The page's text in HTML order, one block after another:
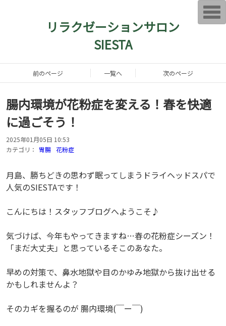
リラクゼーションサロン
SIESTA
前のページ 一覧へ 次のページ
腸内環境が花粉症を変える！春を快適
に過ごそう！
2025年01月05日 10:53
カテゴリ：
胃腸 花粉症
月島、勝ちどきの思わず眠ってしまうドライヘッドスパで
人気のSIESTAです！
こんにちは！スタッフブログへようこそ♪
気づけば、今年もやってきますね…春の花粉症シーズン！
「まだ大丈夫」と思っているそこのあなた。
早めの対策で、鼻水地獄や目のかゆみ地獄から抜け出せる
かもしれませんよ？
そのカギを握るのが 腸内環境(￣ー￣)
T
o
g
a
g
i